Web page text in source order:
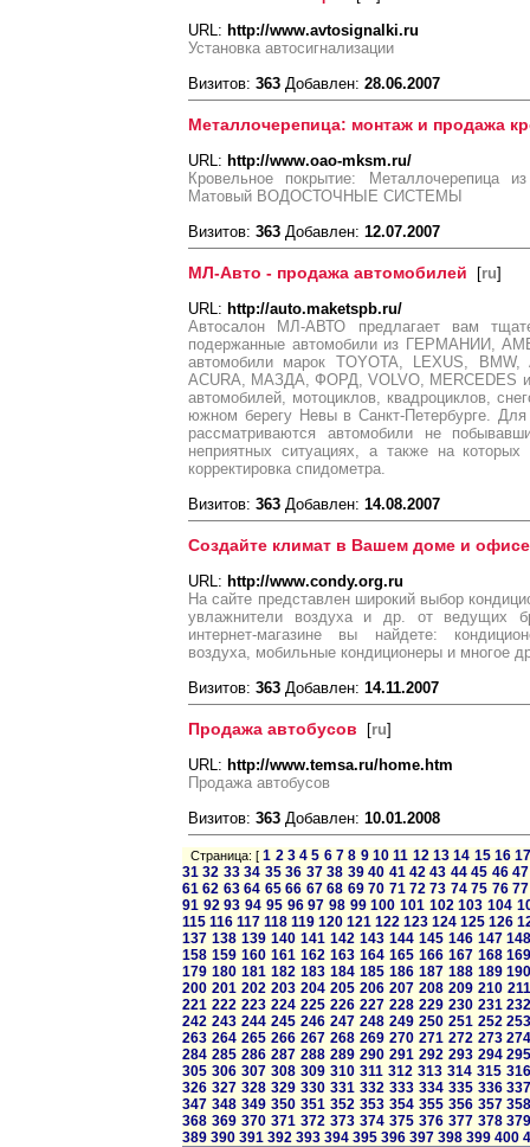
URL: http://www.avtosignalki.ru
Установка автосигнализации
Визитов: 363 Добавлен: 28.06.2007
Металлочерепица: монтаж и продажа
URL: http://www.oao-mksm.ru/
Кровельное покрытие: Металлочерепица
Матовый ВОДОСТОЧНЫЕ СИСТЕМЫ
Визитов: 363 Добавлен: 12.07.2007
МЛ-Авто - продажа автомобилей [ru]
URL: http://auto.maketspb.ru/
Автосалон МЛ-АВТО предлагает вам
подержанные автомобили из ГЕРМАНИИ,
автомобили марок TOYOTA, LEXUS,
ACURA, МАЗДА, ФОРД, VOLVO, MERCEDES
автомобилей, мотоциклов, квадроциклов,
южном берегу Невы в Санкт-Петербурге. Для
рассматриваются автомобили не
неприятных ситуациях, а также на
корректировка спидометра.
Визитов: 363 Добавлен: 14.08.2007
Создайте климат в Вашем доме и
URL: http://www.condy.org.ru
На сайте представлен широкий выбор
увлажнители воздуха и др. от ведущих
интернет-магазине вы найдете:
воздуха, мобильные кондиционеры и многое
Визитов: 363 Добавлен: 14.11.2007
Продажа автобусов [ru]
URL: http://www.temsa.ru/home.htm
Продажа автобусов
Визитов: 363 Добавлен: 10.01.2008
Страница: [1 2 3 4 5 6 7 8 9 10 11 12 13 14 15 16
31 32 33 34 35 36 37 38 39 40 41 42 43 44 45 46 47
61 62 63 64 65 66 67 68 69 70 71 72 73 74 75 76 77
91 92 93 94 95 96 97 98 99 100 101 102 103 104
115 116 117 118 119 120 121 122 123 124 125 126
137 138 139 140 141 142 143 144 145 146 147
158 159 160 161 162 163 164 165 166 167 168
179 180 181 182 183 184 185 186 187 188 189
200 201 202 203 204 205 206 207 208 209 210 211
221 222 223 224 225 226 227 228 229 230 231
242 243 244 245 246 247 248 249 250 251 252
263 264 265 266 267 268 269 270 271 272 273
284 285 286 287 288 289 290 291 292 293 294
305 306 307 308 309 310 311 312 313 314 315 316
326 327 328 329 330 331 332 333 334 335 336
347 348 349 350 351 352 353 354 355 356 357
368 369 370 371 372 373 374 375 376 377 378
389 390 391 392 393 394 395 396 397 398 399 400